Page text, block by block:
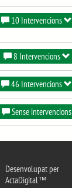
10 Intervencions
8 Intervencions
46 Intervencions
Sense intervencions
Desenvolupat per
ActaDigital™